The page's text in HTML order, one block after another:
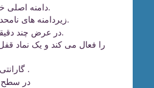
دامنه اصلی خود را ایمن می کند.
زیردامنه های نامحدود را ایمن می کند.
در عرض چند دقیقه صادر شده است.
گارانتی حفاظت $10,000 .
در سطح